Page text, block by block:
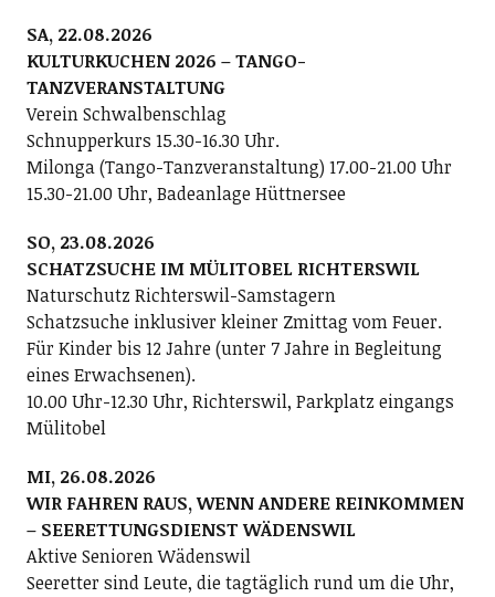
SA, 22.08.2026
KULTURKUCHEN 2026 – TANGO-
TANZVERANSTALTUNG
Verein Schwalbenschlag
Schnupperkurs 15.30-16.30 Uhr.
Milonga (Tango-Tanzveranstaltung) 17.00-21.00 Uhr
15.30-21.00 Uhr, Badeanlage Hüttnersee
SO, 23.08.2026
SCHATZSUCHE IM MÜLITOBEL RICHTERSWIL
Naturschutz Richterswil-Samstagern
Schatzsuche inklusiver kleiner Zmittag vom Feuer.
Für Kinder bis 12 Jahre (unter 7 Jahre in Begleitung
eines Erwachsenen).
10.00 Uhr-12.30 Uhr, Richterswil, Parkplatz eingangs
Mülitobel
MI, 26.08.2026
WIR FAHREN RAUS, WENN ANDERE REINKOMMEN
– SEERETTUNGSDIENST WÄDENSWIL
Aktive Senioren Wädenswil
Seeretter sind Leute, die tagtäglich rund um die Uhr,